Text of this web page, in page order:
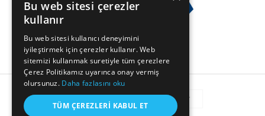
Bu web sitesi çerezler
kullanır
Bu web sitesi kullanıcı deneyimini
iyileştirmek için çerezler kullanır. Web
sitemizi kullanmak suretiyle tüm çerezlere
Çerez Politikamız uyarınca onay vermiş
olursunuz. Daha fazlasını oku
TÜM ÇEREZLERI KABUL ET